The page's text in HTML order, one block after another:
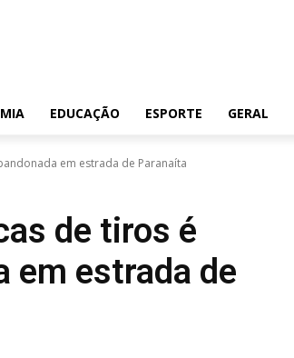
EDUCAÇÃO ESPORTE GERAL
em estrada de Paranaíta
de tiros é
em estrada de